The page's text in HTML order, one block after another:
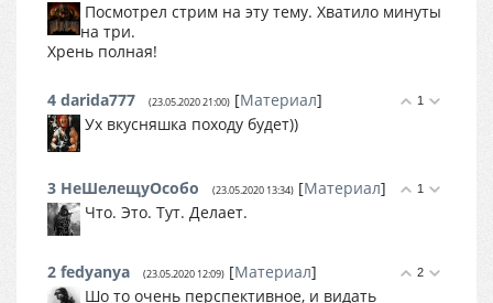
Посмотрел стрим на эту тему. Хватило минуты
на три.
Хрень полная!
1
4 darida777 (23.05.2020 21:00) [Материал]
Ух вкусняшка походу будет))
1
3 НеШелещуОсобо (23.05.2020 13:34) [Материал]
Что. Это. Тут. Делает.
2
2 fedyanya (23.05.2020 12:09) [Материал]
Шо то очень перспективное, и видать